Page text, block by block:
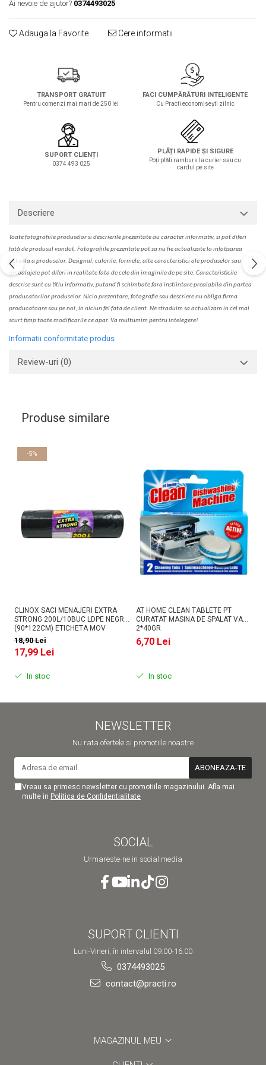
Solutie de indepartat rugina si
calcar
pentru par, masca de par
Ai nevoie de ajutor? 0374493025
Adauga la Favorite Cere informatii
TRANSPORT GRATUIT
Pentru comenzi mai mari de 250 lei
FACI CUMPĂRĂTURI INTELIGENTE
Cu Practi economisești zilnic
SUPORT CLIENȚI
0374 493 025
PLĂȚI RAPIDE ȘI SIGURE
Poți plăti ramburs la curier sau cu
cardul pe site
Descriere
Toate fotografiile produselorsidescrierileprezentate au caracter informativ, si pot diferi
fată de produsul vandut. Fotografiile prezentate pot sa nu fie actualizate la infatisarea
actuala a produselor. Designul, culorile, formele, alte caracteristici ale produselor sau
ambalajele pot diferi in realitate fata de cele din imaginile de pe site. Caracteristicile
descrise sunt cu titlu informativ, putand fi schimbate fara instiintare prealabila din partea
producatorilor produselor. Nicio prezentare, fotografie sau descriere nu obliga firma
producatoare sau pe noi, in niciun fel fata de client. Ne straduim sa actualizam in cel mai
scurt timp toate modificarile ce apar. Va multumim pentru intelegere!
Informatii conformitate produs
Review-uri (0)
Produse similare
-5%
CLINOX SACI MENAJERI EXTRA
STRONG 200L/10BUC LDPE NEGRI
(90*122CM) ETICHETA MOV
18,90 Lei
17,99 Lei
In stoc
AT HOME CLEAN TABLETE PT
CURATAT MASINA DE SPALAT VASE
2*40GR
6,70 Lei
In stoc
NEWSLETTER
Nu rata ofertele si promotiile noastre
Vreau sa primesc newsletter cu promotiile magazinului. Afla mai
multe in Politica de Confidentialitate
SOCIAL
Urmareste-ne in social media
SUPORT CLIENTI
Luni-Vineri, în intervalul 09:00-16:00
0374493025
contact@practi.ro
MAGAZINUL MEU